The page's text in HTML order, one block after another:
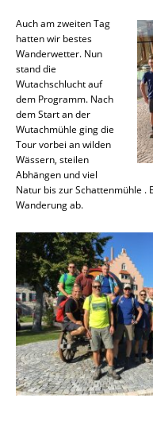
Auch am zweiten Tag
hatten wir bestes
Wanderwetter. Nun
stand die
Wutachschlucht auf
dem Programm. Nach
dem Start an der
Wutachmühle ging die
Tour vorbei an wilden
Wässern, steilen
Abhängen und viel
Natur bis zur Schattenmühle .
Wanderung ab.